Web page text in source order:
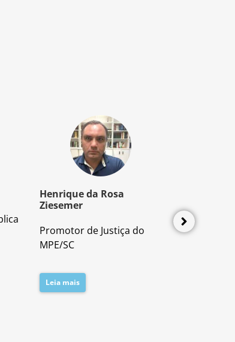
Henrique da Rosa
Ziesemer
Promotor de Justiça do
MPE/SC
Leia mais
Advogado e
Direito